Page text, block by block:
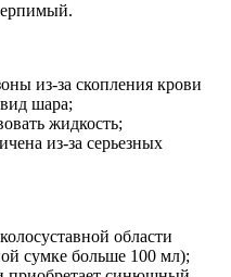
из-за скопления крови
шара;
жидкость;
из-за серьезных
области
сумке больше 100 мл);